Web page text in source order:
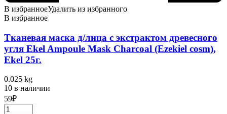
В избранноеУдалить из избранного
В избранное
Тканевая маска д/лица с экстрактом древесного
угля Ekel Ampoule Mask Charcoal (Ezekiel cosm),
Ekel 25г.
0.025 kg
10 в наличии
59₽